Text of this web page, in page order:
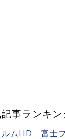
記事ランキン
ルムHD 富士